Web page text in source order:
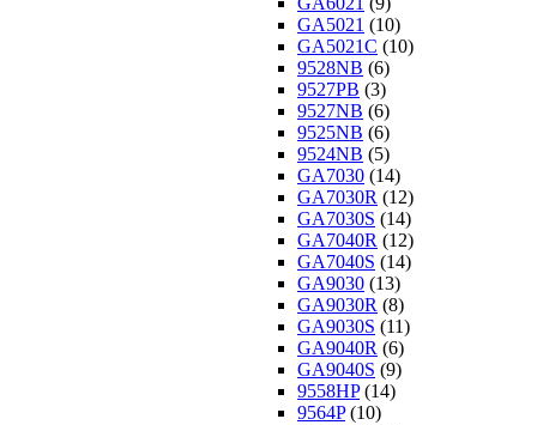
GA5021 (10)
GA5021C (10)
9528NB (6)
9527PB (3)
9527NB (6)
9525NB (6)
9524NB (5)
GA7030 (14)
GA7030R (12)
GA7030S (14)
GA7040R (12)
GA7040S (14)
GA9030 (13)
GA9030R (8)
GA9030S (11)
GA9040R (6)
GA9040S (9)
9558HP (14)
9564P (10)